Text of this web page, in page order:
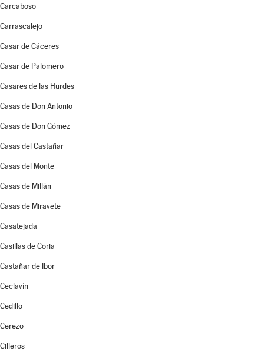
Carcaboso
Carrascalejo
Casar de Cáceres
Casar de Palomero
Casares de las Hurdes
Casas de Don Antonio
Casas de Don Gómez
Casas del Castañar
Casas del Monte
Casas de Millán
Casas de Miravete
Casatejada
Casillas de Coria
Castañar de Ibor
Ceclavín
Cedillo
Cerezo
Cilleros